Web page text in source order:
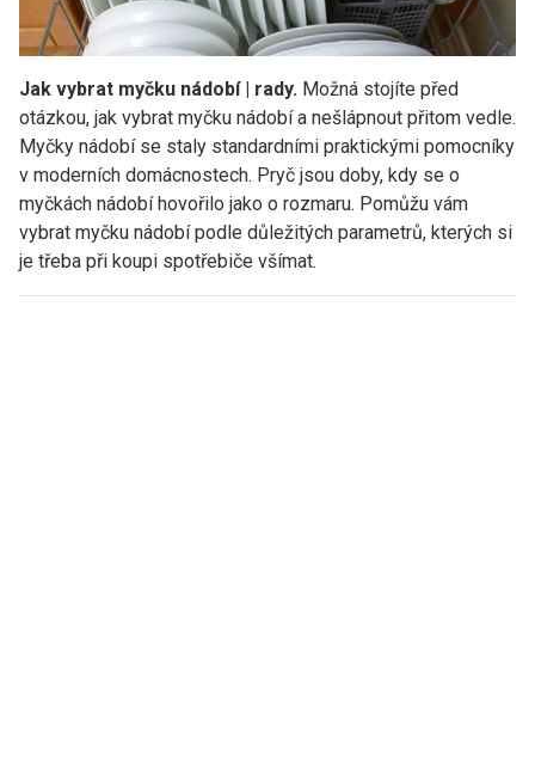
Jak vybrat myčku nádobí | rady. Možná stojíte před
otázkou, jak vybrat myčku nádobí a nešlápnout přitom vedle.
Myčky nádobí se staly standardními praktickými pomocníky
v moderních domácnostech. Pryč jsou doby, kdy se o
myčkách nádobí hovořilo jako o rozmaru. Pomůžu vám
vybrat myčku nádobí podle důležitých parametrů, kterých si
je třeba při koupi spotřebiče všímat.